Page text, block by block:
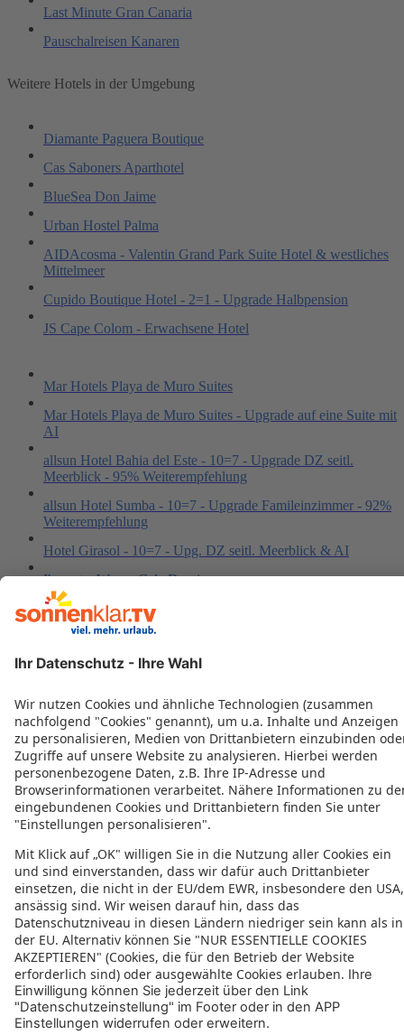
Last Minute Gran Canaria
Pauschalreisen Kanaren
Weitere Hotels in der Umgebung
Diamante Paguera Boutique
Cas Saboners Aparthotel
BlueSea Don Jaime
Urban Hostel Palma
AIDAcosma - Valentin Grand Park Suite Hotel & westliches
Mittelmeer
Cupido Boutique Hotel - 2=1 - Upgrade Halbpension
JS Cape Colom - Erwachsene Hotel
Mar Hotels Playa de Muro Suites
Mar Hotels Playa de Muro Suites - Upgrade auf eine Suite mit
AI
allsun Hotel Bahia del Este - 10=7 - Upgrade DZ seitl.
Meerblick - 95% Weiterempfehlung
allsun Hotel Sumba - 10=7 - Upgrade Famileinzimmer - 92%
Weiterempfehlung
Hotel Girasol - 10=7 - Upg. DZ seitl. Meerblick & AI
Iberostar Waves Cala Domingos
R2 Verónica Beach Hotel - 10=7 - Upg. DZ seitl. Meerblick
R2 Lago Playa Park
allsun Hotel Pil·larí Playa - 10=7 - Upgrade DZ Meerblick -
91% Weiterempfehlung
allsun App.-Hotel Estrella & Coral de Mar - 10=7 - im
Appatement mit AI
Genussreise Mallorca - Berge, Wein & Meer im Ipanema
Beach
4,5* Protur Badía Park Aparthotel - 10 = 7 - Upg.
Appartement